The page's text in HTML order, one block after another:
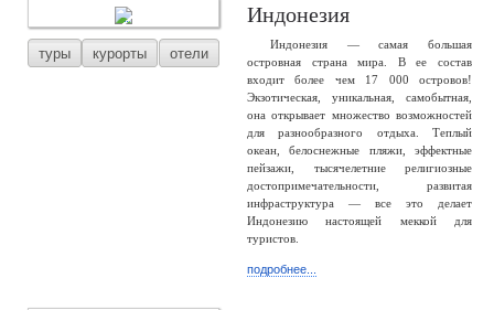
туры курорты отели
Индонезия
Индонезия — самая большая
островная страна мира. В ее состав
входит более чем 17 000 островов!
Экзотическая, уникальная, самобытная,
она открывает множество возможностей
для разнообразного отдыха. Теплый
океан, белоснежные пляжи, эффектные
пейзажи, тысячелетние религиозные
достопримечательности, развитая
инфраструктура — все это делает
Индонезию настоящей меккой для
туристов.
подробнее...